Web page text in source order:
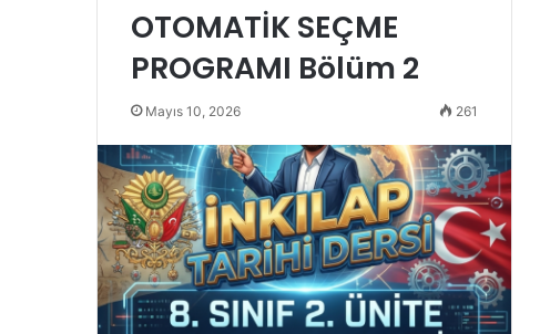
OTOMATİK SEÇME
PROGRAMI Bölüm 2
Mayıs 10, 2026 261